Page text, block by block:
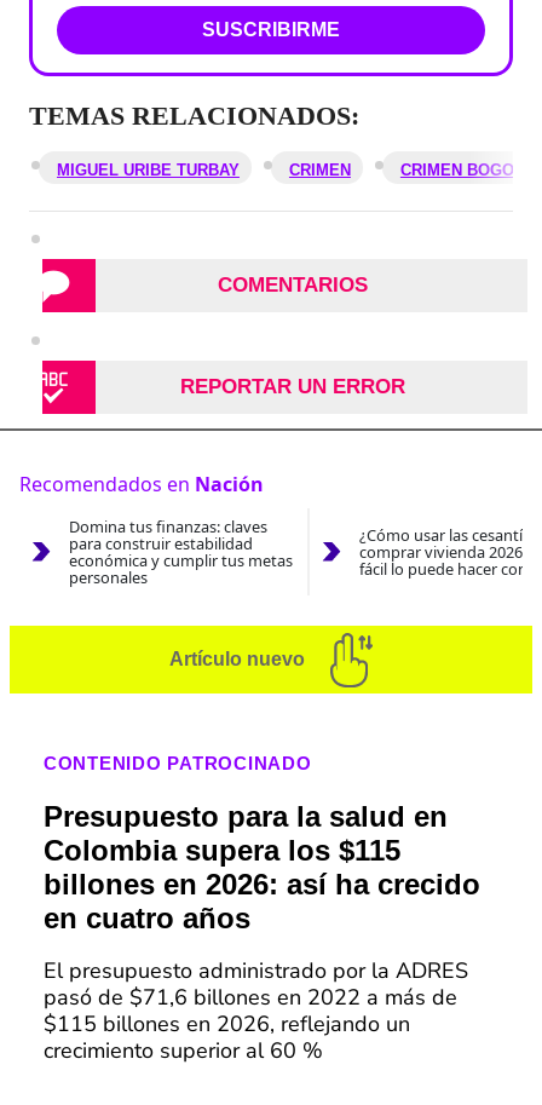
SUSCRIBIRME
TEMAS RELACIONADOS:
MIGUEL URIBE TURBAY CRIMEN CRIMEN BOGOTÁ
COMENTARIOS
REPORTAR UN ERROR
Recomendados en Nación
Domina tus finanzas: claves
para construir estabilidad
económica y cumplir tus metas
personales
¿Cómo usar las
comprar vivienda 2026?
fácil lo puede hacer con
Artículo nuevo
CONTENIDO PATROCINADO
Presupuesto para la salud en
Colombia supera los $115
billones en 2026: así ha crecido
en cuatro años
El presupuesto administrado por la ADRES
pasó de $71,6 billones en 2022 a más de
$115 billones en 2026, reflejando un
crecimiento superior al 60 %